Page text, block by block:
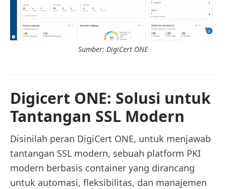
Sumber: DigiCert ONE
Digicert ONE: Solusi untuk
Tantangan SSL Modern
Disinilah peran DigiCert ONE, untuk menjawab
tantangan SSL modern, sebuah platform PKI
modern berbasis container yang dirancang
untuk automasi, fleksibilitas, dan manajemen